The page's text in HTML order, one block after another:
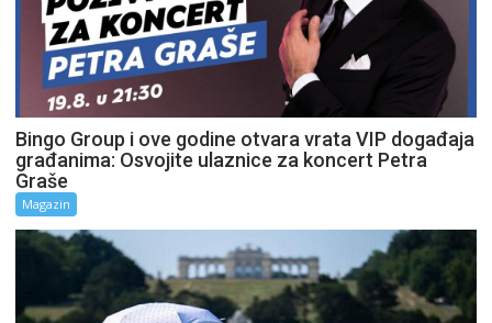
Bingo Group i ove godine otvara vrata VIP događaja
građanima: Osvojite ulaznice za koncert Petra
Graše
Magazin